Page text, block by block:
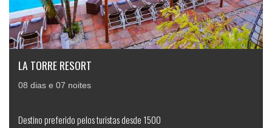
LA TORRE RESORT
08 dias e 07 noites
Destino preferido pelos turistas desde 1500